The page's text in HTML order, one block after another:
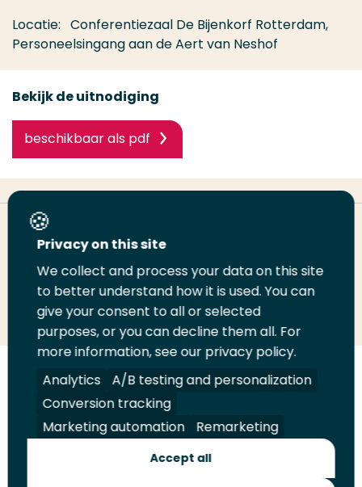
Locatie: Conferentiezaal De Bijenkorf Rotterdam,
Personeelsingang aan de Aert van Neshof
Bekijk de uitnodiging
beschikbaar als pdf
Deel deze pagina
Deel
LinkedIn
Deel
op
Twitter
Deel
op
Facebook
Email
deze
pagina
Print
deze
pagina
Volg
ons
op
LinkedIn
Volg
ons
op
Facebook
Volg
ons
op
YouTube
Volg
ons
op
Instagram
Juridisch Security A-Z Index
Contact
Privacy on this site
We collect and process your data on this site
to better understand how it is used. You can
give your consent to all or selected
purposes, or you can decline them all. For
more information, see our privacy policy.
Analytics
A/B testing and personalization
Conversion tracking
Marketing automation
Remarketing
Accept all